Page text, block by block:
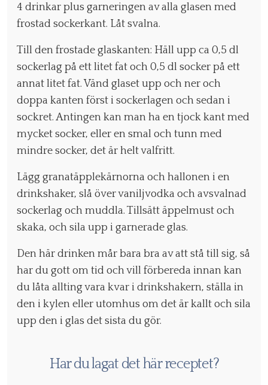
4 drinkar plus garneringen av alla glasen med
frostad sockerkant. Låt svalna.
Till den frostade glaskanten: Häll upp ca 0,5 dl
sockerlag på ett litet fat och 0,5 dl socker på ett
annat litet fat. Vänd glaset upp och ner och
doppa kanten först i sockerlagen och sedan i
sockret. Antingen kan man ha en tjock kant med
mycket socker, eller en smal och tunn med
mindre socker, det är helt valfritt.
Lägg granatäpplekärnorna och hallonen i en
drinkshaker, slå över vaniljvodka och avsvalnad
sockerlag och muddla. Tillsätt äppelmust och
skaka, och sila upp i garnerade glas.
Den här drinken mår bara bra av att stå till sig, så
har du gott om tid och vill förbereda innan kan
du låta allting vara kvar i drinkshakern, ställa in
den i kylen eller utomhus om det är kallt och sila
upp den i glas det sista du gör.
Har du lagat det här receptet?